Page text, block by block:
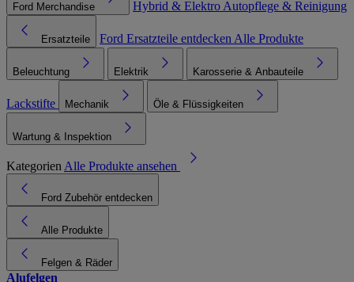
Ford Merchandise Hybrid & Elektro Autopflege & Reinigung
Ersatzteile Ford Ersatzteile entdecken Alle Produkte
Beleuchtung Elektrik Karosserie & Anbauteile
Lackstifte Mechanik Öle & Flüssigkeiten
Wartung & Inspektion
Kategorien Alle Produkte ansehen
Ford Zubehör entdecken
Alle Produkte
Felgen & Räder
Alufelgen